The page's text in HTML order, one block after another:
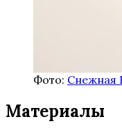
Фото: Снежная
Материалы